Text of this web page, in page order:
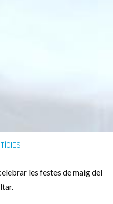
les festes de maig del